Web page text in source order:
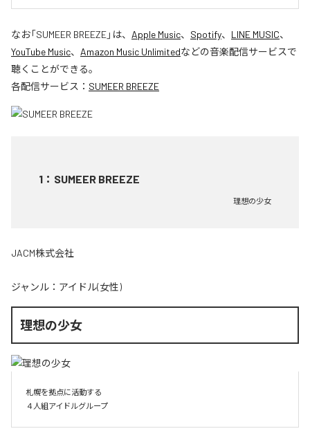
なお「SUMEER BREEZE」は、 Apple Music、 Spotify、 LINE MUSIC、
YouTube Music、 Amazon Music Unlimitedなどの音楽配信サービスで
聴くことができる。
各配信サービス： SUMEER BREEZE
1 ： SUMEER BREEZE
理想の少女
JACM株式会社
ジャンル： アイドル(女性)
理想の少女
札幌を拠点に活動する
４人組アイドルグループ